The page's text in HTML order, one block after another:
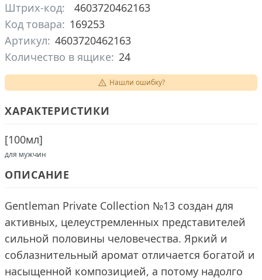
Штрих-код:
4603720462163
Код товара: 169253
Артикул: 4603720462163
Количество в ящике: 24
Нашли ошибку?
ХАРАКТЕРИСТИКИ
[100мл]
для мужчин
ОПИСАНИЕ
Gentleman Private Collection №13 создан для
активных, целеустремленных представителей
сильной половины человечества. Яркий и
соблазнительный аромат отличается богатой и
насыщенной композицией, а потому надолго